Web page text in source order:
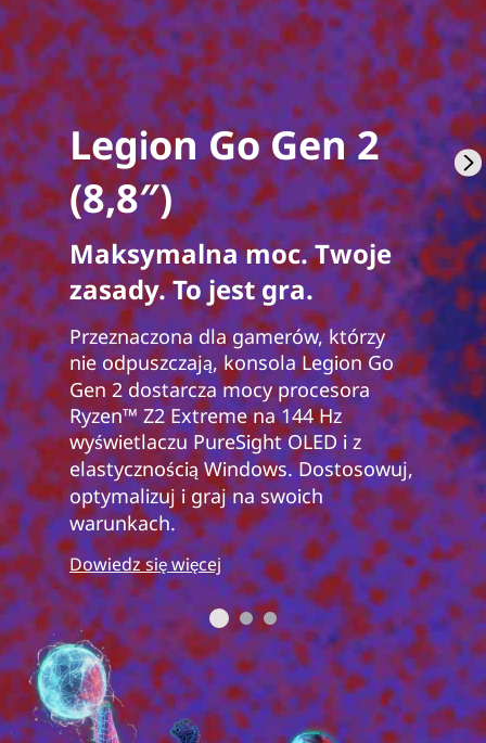
Legion Go Gen 2
(8,8″)
Maksymalna moc. Twoje
zasady. To jest gra.
Przeznaczona dla gamerów, którzy
nie odpuszczają, konsola Legion Go
Gen 2 dostarcza mocy procesora
Ryzen™ Z2 Extreme na 144 Hz
wyświetlaczu PureSight OLED i z
elastycznością Windows. Dostosowuj,
optymalizuj i graj na swoich
warunkach.
Dowiedz się więcej